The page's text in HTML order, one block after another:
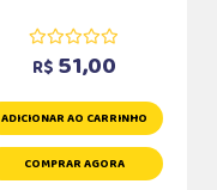
R$ 51,00
ADICIONAR AO CARRINHO
COMPRAR AGORA